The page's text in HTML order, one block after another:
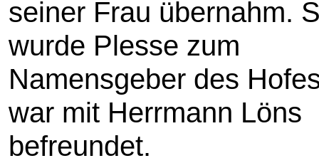
seiner Frau übernahm.
wurde Plesse zum
Namensgeber des
war mit Herrmann Löns
befreundet.